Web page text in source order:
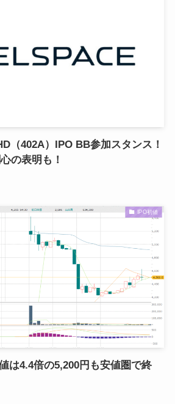
（402A）IPO BB参加スタンス！
の表明も！
IPO初値
は4.4倍の5,200円も安値圏で終